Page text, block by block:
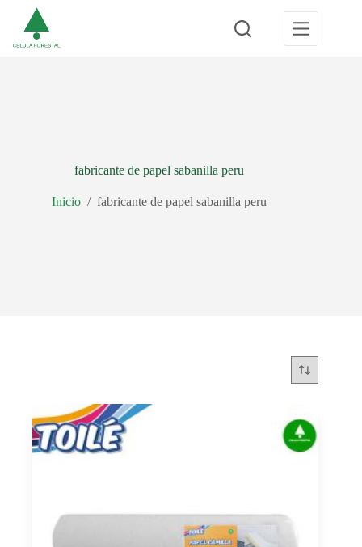
contenido
fabricante de papel sabanilla peru
Inicio / fabricante de papel sabanilla peru